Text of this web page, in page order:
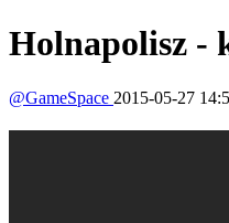
Holnapolisz -
@GameSpace 2015-05-27